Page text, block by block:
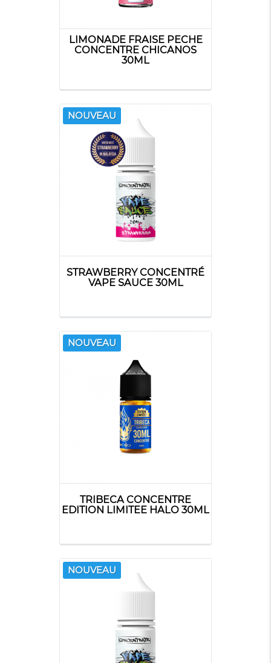
LIMONADE FRAISE PECHE
CONCENTRE CHICANOS
30ML
NOUVEAU
STRAWBERRY CONCENTRÉ
VAPE SAUCE 30ML
NOUVEAU
TRIBECA CONCENTRE
EDITION LIMITEE HALO 30ML
NOUVEAU